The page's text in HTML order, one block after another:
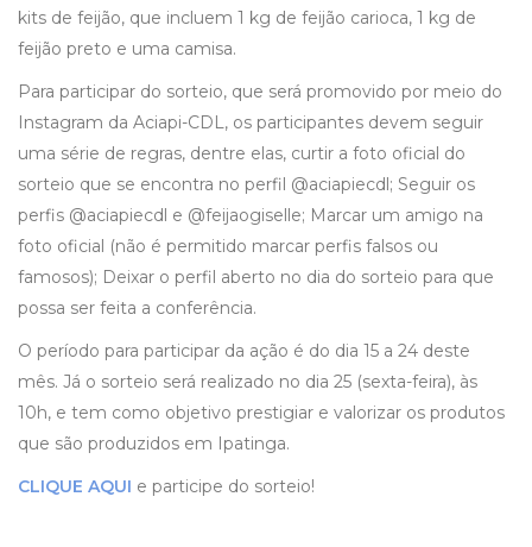
kits de feijão, que incluem 1 kg de feijão carioca, 1 kg de
feijão preto e uma camisa.
Para participar do sorteio, que será promovido por meio do
Instagram da Aciapi-CDL, os participantes devem seguir
uma série de regras, dentre elas, curtir a foto oficial do
sorteio que se encontra no perfil @aciapiecdl; Seguir os
perfis @aciapiecdl e @feijaogiselle; Marcar um amigo na
foto oficial (não é permitido marcar perfis falsos ou
famosos); Deixar o perfil aberto no dia do sorteio para que
possa ser feita a conferência.⠀
O período para participar da ação é do dia 15 a 24 deste
mês. Já o sorteio será realizado no dia 25 (sexta-feira), às
10h, e tem como objetivo prestigiar e valorizar os produtos
que são produzidos em Ipatinga.
CLIQUE AQUI e participe do sorteio!